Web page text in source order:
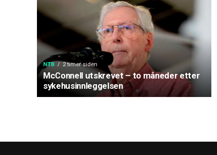
NTB 2 timer siden
McConnell utskrevet – to måneder etter
sykehusinnleggelsen